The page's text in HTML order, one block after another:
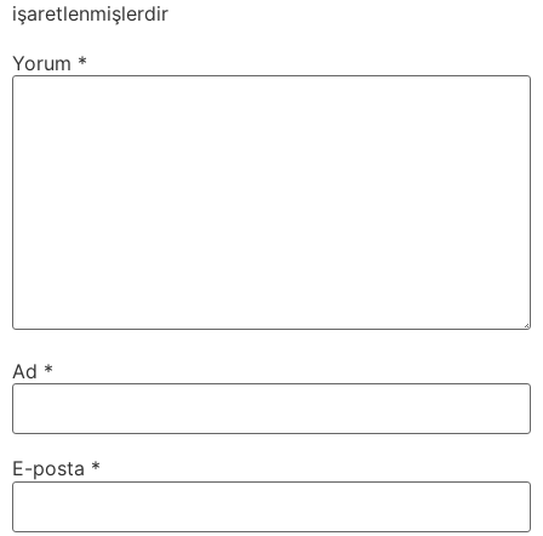
işaretlenmişlerdir
Yorum *
Ad *
E-posta *